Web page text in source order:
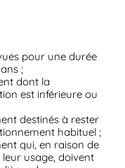
pour une durée
;
dont la
est inférieure ou
destinés à rester
habituel ;
qui, en raison de
usage, doivent